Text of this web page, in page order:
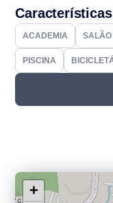
Características
ACADEMIA SALÃO
PISCINA
+